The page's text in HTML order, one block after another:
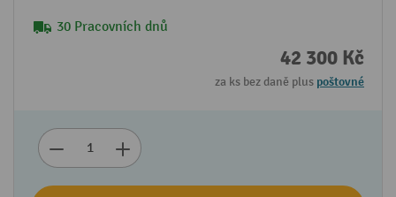
30 Pracovních dnů
42 300 Kč
za ks bez daně plus poštovné